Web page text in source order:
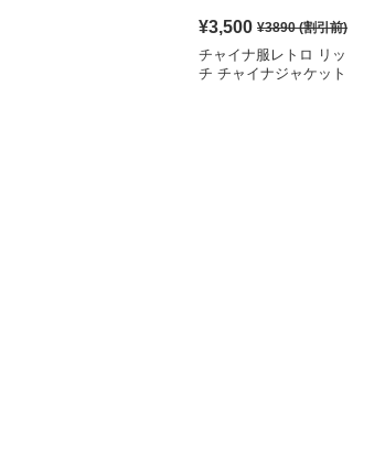
¥3,500 ¥3890(割引前)
チャイナ服レトロ リッ
チ チャイナジャケット